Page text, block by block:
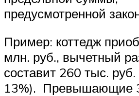
предусмотренной
Пример: коттедж
млн. руб., вычетный
составит 260 тыс.
13%). Превышающие